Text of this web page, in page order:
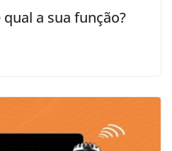
a sua função?